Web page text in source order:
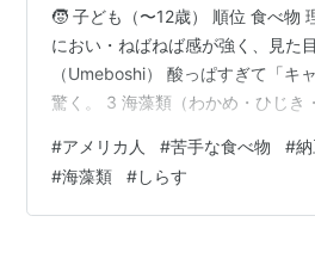
🧒 子ども（〜12歳） 順位 食べ物
におい・ねばねば感が強く、見た
（Umeboshi） 酸っぱすぎて「キ
驚く。 3 海藻類（わかめ・ひじき
ままで怖い。 5 みそ汁（特に赤だ
の強さに慣れない。 6 生魚（寿司
や“生”の食感への抵抗。 7 ごぼう
#アメリカ人 #苦手な食べ物 #
#海藻類 #しらす